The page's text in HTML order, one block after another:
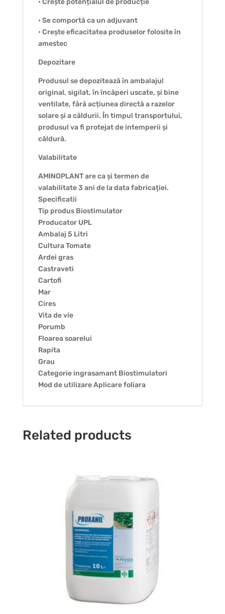
• Crește potențialul de producție
• Se comportă ca un adjuvant
• Crește eficacitatea produselor folosite în
amestec
Depozitare
Produsul se depozitează în ambalajul
original, sigilat, în încăperi uscate, și bine
ventilate, fără acțiunea directă a razelor
solare și a căldurii. În timpul transportului,
produsul va fi protejat de intemperii și
căldură.
Valabilitate
AMINOPLANT are ca și termen de
valabilitate 3 ani de la data fabricației.
Specificatii
Tip produs Biostimulator
Producator UPL
Ambalaj 5 Litri
Cultura Tomate
Ardei gras
Castraveti
Cartofi
Mar
Cires
Vita de vie
Porumb
Floarea soarelui
Rapita
Grau
Categorie ingrasamant Biostimulatori
Mod de utilizare Aplicare foliara
Related products